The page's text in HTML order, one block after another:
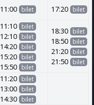
11:00 bilet 17:20 bilet
11:10 bilet
12:10 bilet
14:20 bilet
15:20 bilet
15:50 bilet
18:30 bilet
18:50 bilet
21:20 bilet
21:50 bilet
11:20 bilet
13:00 bilet
14:30 bilet